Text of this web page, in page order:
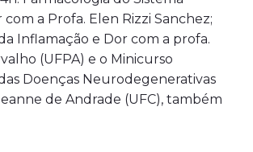
a Profa. Elen Rizzi Sanchez;
Inflamação e Dor com a profa.
(UFPA) e o Minicurso
Doenças Neurodegenerativas
de Andrade (UFC), também